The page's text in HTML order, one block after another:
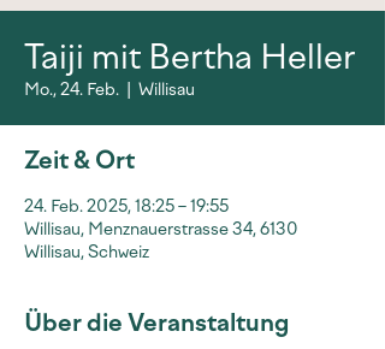
Taiji mit Bertha Heller
Mo., 24. Feb. Willisau
Zeit & Ort
24. Feb. 2025, 18:25 – 19:55
Willisau, Menznauerstrasse 34, 6130
Willisau, Schweiz
Über die Veranstaltung